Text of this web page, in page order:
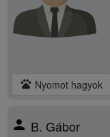
pets Nyomot hagyok
person B. Gábor